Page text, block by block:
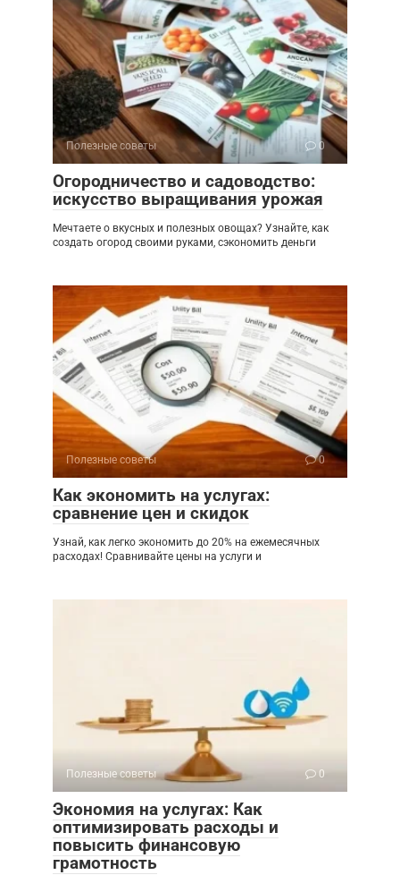
Полезные советы 0
Огородничество и садоводство:
искусство выращивания урожая
Мечтаете о вкусных и полезных овощах? Узнайте, как
создать огород своими руками, сэкономить деньги
Полезные советы 0
Как экономить на услугах:
сравнение цен и скидок
Узнай, как легко экономить до 20% на ежемесячных
расходах! Сравнивайте цены на услуги и
Полезные советы 0
Экономия на услугах: Как
оптимизировать расходы и
повысить финансовую
грамотность